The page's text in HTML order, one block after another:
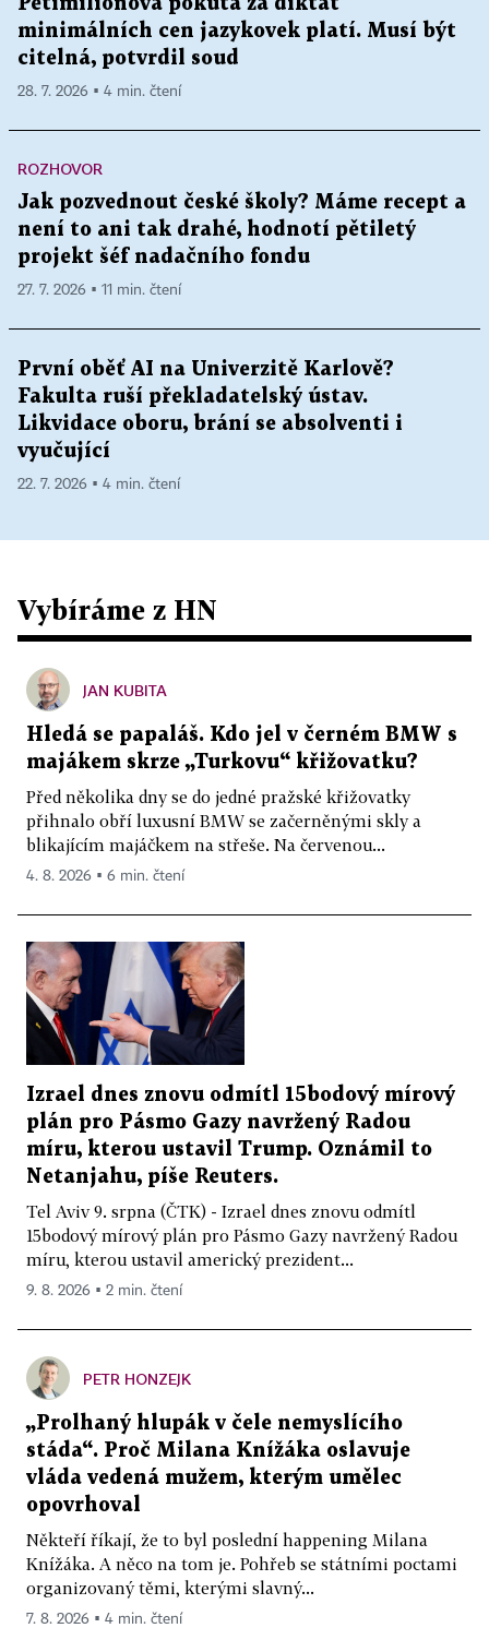
Pětimilionová pokuta za diktát
minimálních cen jazykovek platí. Musí být
citelná, potvrdil soud
28. 7. 2026 ▪ 4 min. čtení
ROZHOVOR
Jak pozvednout české školy? Máme recept a
není to ani tak drahé, hodnotí pětiletý
projekt šéf nadačního fondu
27. 7. 2026 ▪ 11 min. čtení
První oběť AI na Univerzitě Karlově?
Fakulta ruší překladatelský ústav.
Likvidace oboru, brání se absolventi i
vyučující
22. 7. 2026 ▪ 4 min. čtení
Vybíráme z HN
JAN KUBITA
Hledá se papaláš. Kdo jel v černém BMW s
majákem skrze „Turkovu“ křižovatku?
Před několika dny se do jedné pražské křižovatky
přihnalo obří luxusní BMW se začerněnými skly a
blikajícím majáčkem na střeše. Na červenou...
4. 8. 2026 ▪ 6 min. čtení
Izrael dnes znovu odmítl 15bodový mírový
plán pro Pásmo Gazy navržený Radou
míru, kterou ustavil Trump. Oznámil to
Netanjahu, píše Reuters.
Tel Aviv 9. srpna (ČTK) - Izrael dnes znovu odmítl
15bodový mírový plán pro Pásmo Gazy navržený Radou
míru, kterou ustavil americký prezident...
9. 8. 2026 ▪ 2 min. čtení
PETR HONZEJK
„Prolhaný hlupák v čele nemyslícího
stáda“. Proč Milana Knížáka oslavuje
vláda vedená mužem, kterým umělec
opovrhoval
Někteří říkají, že to byl poslední happening Milana
Knížáka. A něco na tom je. Pohřeb se státními poctami
organizovaný těmi, kterými slavný...
7. 8. 2026 ▪ 4 min. čtení